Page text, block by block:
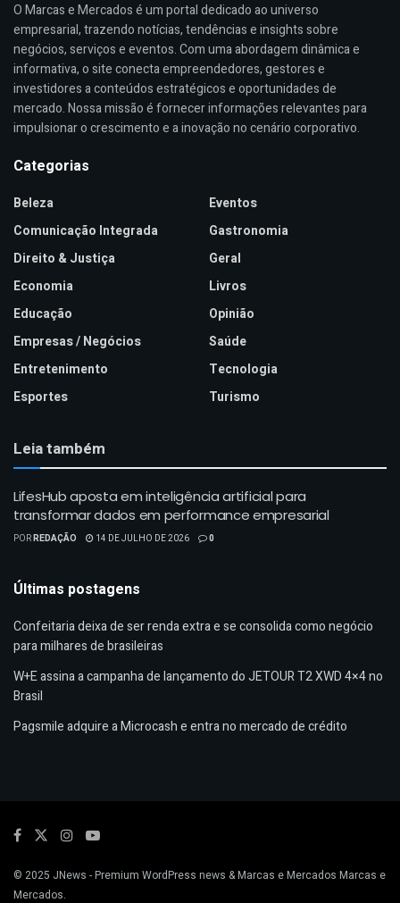
O Marcas e Mercados é um portal dedicado ao universo
empresarial, trazendo notícias, tendências e insights sobre
negócios, serviços e eventos. Com uma abordagem dinâmica e
informativa, o site conecta empreendedores, gestores e
investidores a conteúdos estratégicos e oportunidades de
mercado. Nossa missão é fornecer informações relevantes para
impulsionar o crescimento e a inovação no cenário corporativo.
Categorias
Beleza
Comunicação Integrada
Direito & Justiça
Economia
Educação
Empresas / Negócios
Entretenimento
Esportes
Eventos
Gastronomia
Geral
Livros
Opinião
Saúde
Tecnologia
Turismo
Leia também
LifesHub aposta em inteligência artificial para
transformar dados em performance empresarial
PORREDAÇÃO 14 DE JULHO DE 2026 0
Últimas postagens
Confeitaria deixa de ser renda extra e se consolida como negócio
para milhares de brasileiras
W+E assina a campanha de lançamento do JETOUR T2 XWD 4×4 no
Brasil
Pagsmile adquire a Microcash e entra no mercado de crédito
© 2025 JNews - Premium WordPress news & Marcas e Mercados Marcas e
Mercados.